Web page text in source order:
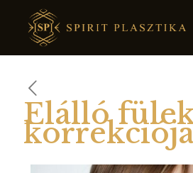
Elálló